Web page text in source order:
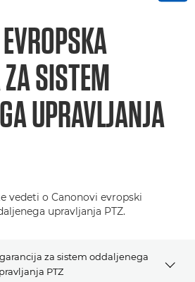
SISTEM
UPRAVLJANJA
vedeti o Canonovi evropski
upravljanja PTZ.
za sistem oddaljenega
PTZ